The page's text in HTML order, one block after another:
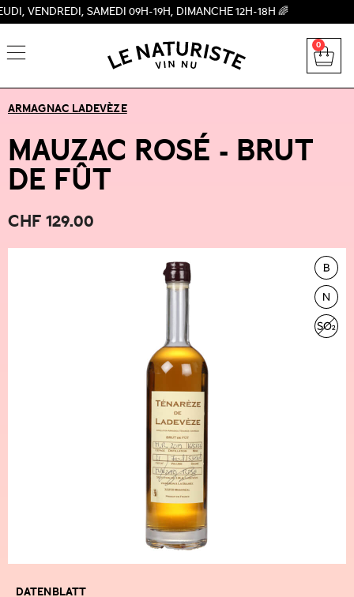
SAMEDI 09H-19H, DIMANCHE 12H-18H 🌈
0
ARMAGNAC LADEVÈZE
MAUZAC ROSÉ - BRUT
DE FÛT
CHF129.00
DATENBLATT